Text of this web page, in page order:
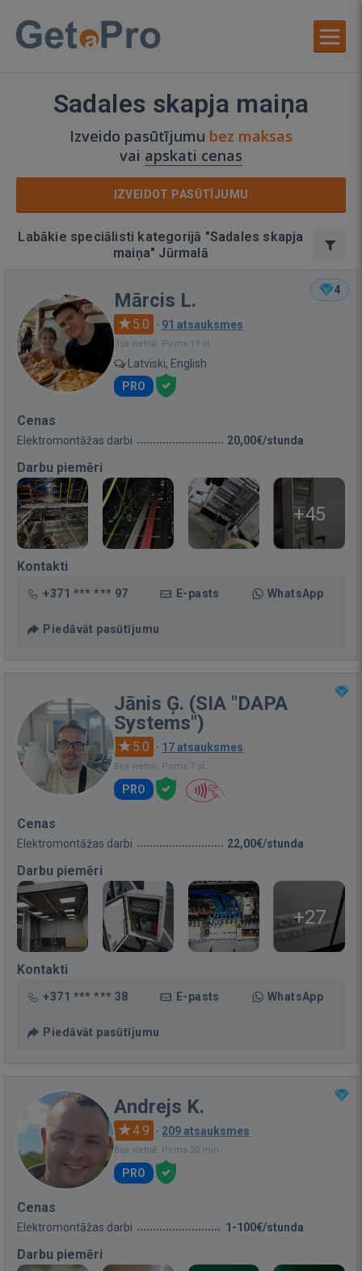
Sadales skapja maiņa
Izveido pasūtījumu bez maksas
vai apskati cenas
IZVEIDOT PASŪTĪJUMU
Labākie speciālisti kategorijā "Sadales skapja
maiņa" Jūrmalā
4
Mārcis L.
5.0 · 91 atsauksmes
Bija vietnē: Pirms 19 st.
Latviski, English
PRO
Cenas
Elektromontāžas darbi 20,00€/stunda
Darbu piemēri
+45
Kontakti
+371 *** *** 97 E-pasts WhatsApp
Piedāvāt pasūtījumu
Jānis Ģ. (SIA "DAPA
Systems")
5.0 · 17 atsauksmes
Bija vietnē: Pirms 7 st.
PRO
Cenas
Elektromontāžas darbi 22,00€/stunda
Darbu piemēri
+27
Kontakti
+371 *** *** 38 E-pasts WhatsApp
Piedāvāt pasūtījumu
Andrejs K.
4.9 · 209 atsauksmes
Bija vietnē: Pirms 20 min.
PRO
Cenas
Elektromontāžas darbi 1-100€/stunda
Darbu piemēri